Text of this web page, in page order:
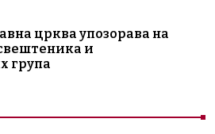
црква упозорава на
и
група